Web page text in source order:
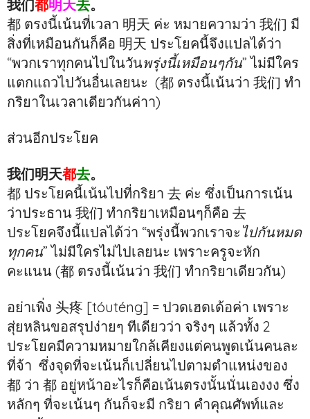
我们都明天去。
都 ตรงนี้เน้นที่เวลา 明天 ค่ะ หมายความว่า 我们 มี
สิ่งที่เหมือนกันก็คือ 明天 ประโยคนี้จึงแปลได้ว่า
“พวกเราทุกคนไปในวันพรุ่งนี้เหมือนๆกัน” ไม่มีใคร
แตกแถวไปวันอื่นเลยนะ (都 ตรงนี้เน้นว่า 我们 ทำ
กริยาในเวลาเดียวกันค่าา)
ส่วนอีกประโยค
我们明天都去。
都 ประโยคนี้เน้นไปที่กริยา 去 ค่ะ ซึ่งเป็นการเน้น
ว่าประธาน 我们 ทำกริยาเหมือนๆก็คือ 去
ประโยคจึงนี้แปลได้ว่า “พรุ่งนี้พวกเราจะ ไปกันหมด
ทุกคน” ไม่มีใครไม่ไปเลยนะ เพราะครูจะหัก
คะแนน (都 ตรงนี้เน้นว่า 我们 ทำกริยาเดียวกัน)
อย่าเพิ่ง 头疼 [tóuténg] = ปวดเฮดเด้อค่า เพราะ
สุ่ยหลินขอสรุปง่ายๆ ทีเดียวว่า จริงๆ แล้วทั้ง 2
ประโยคมีความหมายใกล้เคียงแต่คนพูดเน้นคนละ
ที่จ้า ซึ่งจุดที่จะเน้นก็เปลี่ยนไปตามตำแหน่งของ
都 ว่า 都 อยู่หน้าอะไรก็คือเน้นตรงนั้นนั่นเองงง ซึ่ง
หลักๆ ที่จะเน้นๆ กันก็จะมี กริยา คำคุณศัพท์และ